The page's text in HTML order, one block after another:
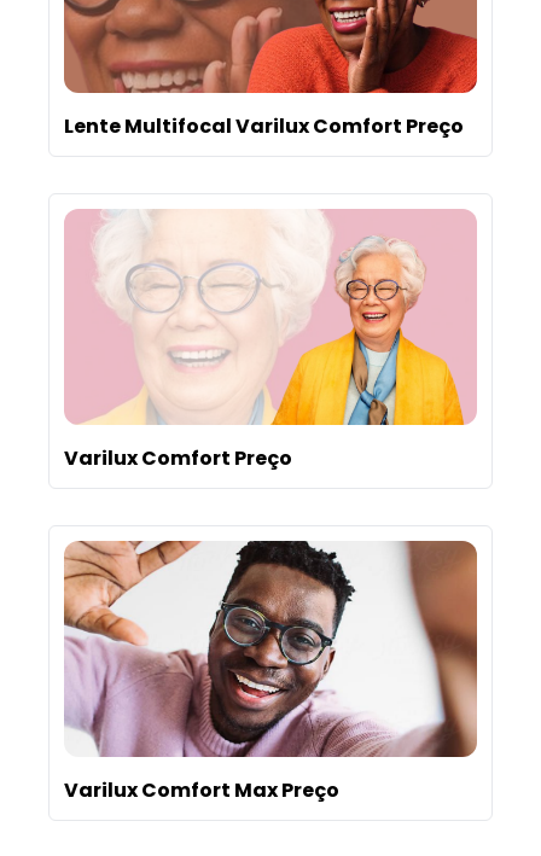
Lente Multifocal Varilux Comfort Preço
Varilux Comfort Preço
Varilux Comfort Max Preço